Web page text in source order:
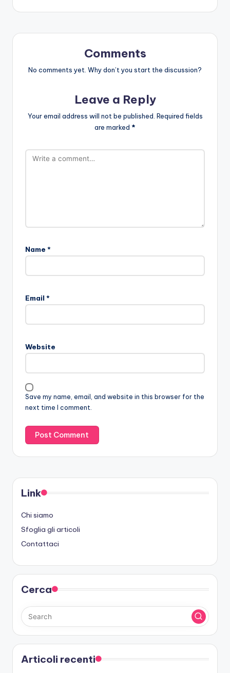
Comments
No comments yet. Why don’t you start the discussion?
Leave a Reply
Your email address will not be published. Required fields
are marked *
Name *
Email *
Website
Save my name, email, and website in this browser for the
next time I comment.
Link
Chi siamo
Sfoglia gli articoli
Contattaci
Cerca
Articoli recenti